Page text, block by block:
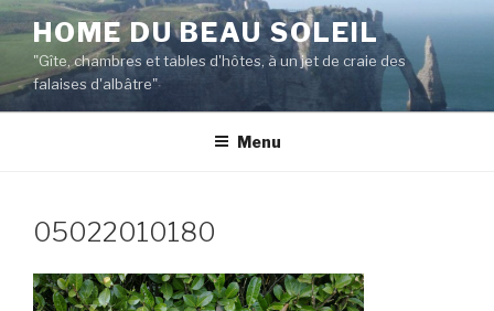
Aller
au
contenu
principal
HOME DU BEAU SOLEIL
"Gîte, chambres et tables d'hôtes, à un jet de craie des
falaises d'albâtre"
Menu
05022010180